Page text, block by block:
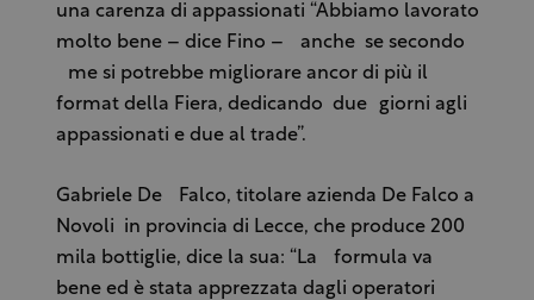
una carenza di appassionati “Abbiamo lavorato
molto bene – dice Fino – anche se secondo
me si potrebbe migliorare ancor di più il
format della Fiera, dedicando due giorni agli
appassionati e due al trade”.
Gabriele De Falco, titolare azienda De Falco a
Novoli in provincia di Lecce, che produce 200
mila bottiglie, dice la sua: “La formula va
bene ed è stata apprezzata dagli operatori